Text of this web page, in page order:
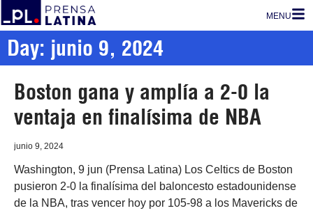
MENU
Day: junio 9, 2024
Boston gana y amplía a 2-0 la
ventaja en finalísima de NBA
junio 9, 2024
Washington, 9 jun (Prensa Latina) Los Celtics de Boston
pusieron 2-0 la finalísima del baloncesto estadounidense
de la NBA, tras vencer hoy por 105-98 a los Mavericks de